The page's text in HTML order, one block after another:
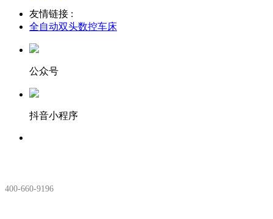
友情链接 :
全自动双头数控车床
公众号
抖音小程序
400-660-9196